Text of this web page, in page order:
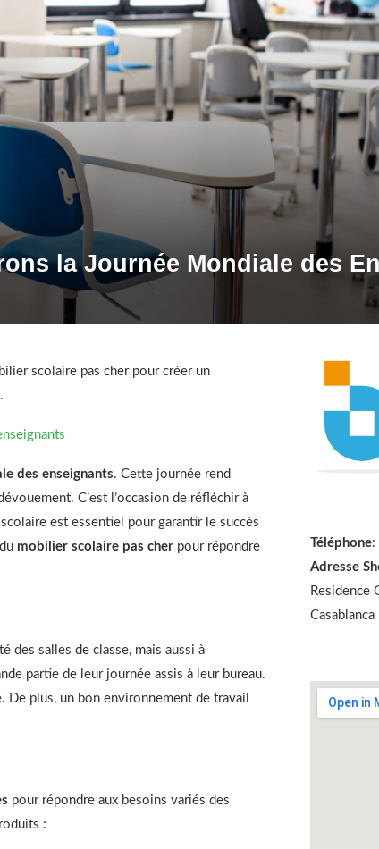
la Journée Mondiale des
scolaire pas cher pour créer un
des enseignants. Cette journée rend
C’est l’occasion de réfléchir à
est essentiel pour garantir le succès
mobilier scolaire pas cher pour répondre
des salles de classe, mais aussi à
partie de leur journée assis à leur bureau.
De plus, un bon environnement de travail
pour répondre aux besoins variés des
:
Téléphone:
Adresse
Residence
Casablanca